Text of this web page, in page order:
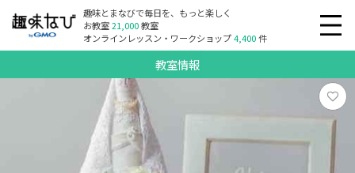
趣味とまなびで毎日を、もっと楽しく
お教室21,000教室
オンラインレッスン・ワークショップ4,400件
教室情報